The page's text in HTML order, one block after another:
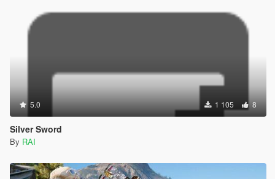
5.0 1 105 8
Silver Sword
By RAI